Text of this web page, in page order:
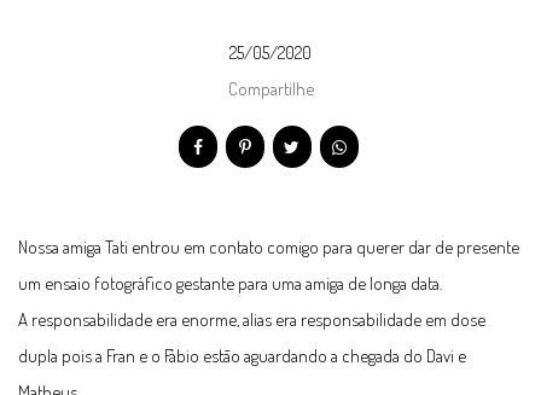
25/05/2020
Compartilhe
Nossa amiga Tati entrou em contato comigo para querer dar de presente
um ensaio fotográfico gestante para uma amiga de longa data.
A responsabilidade era enorme, alias era responsabilidade em dose
dupla pois a Fran e o Fábio estão aguardando a chegada do Davi e